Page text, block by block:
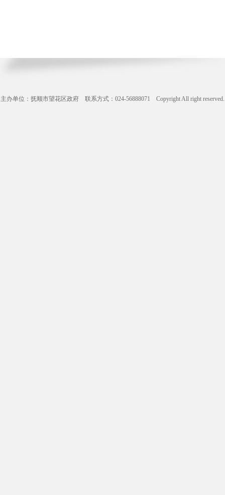
主办单位：抚顺市望花区政府 联系方式：024-56888071 Copyright All right